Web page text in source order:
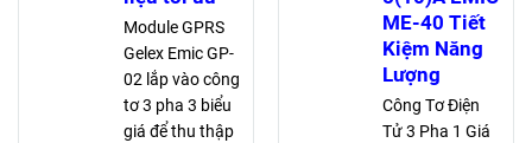
Module GPRS
Gelex Emic GP-
02 lắp vào công
tơ 3 pha 3 biểu
giá để thu thập
ME-40 Tiết
Kiệm Năng
Lượng
Công Tơ Điện
Tử 3 Pha 1 Giá